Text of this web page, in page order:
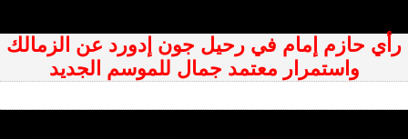
رأي حازم إمام في رحيل جون إدورد عن الزمالك
واستمرار معتمد جمال للموسم الجديد